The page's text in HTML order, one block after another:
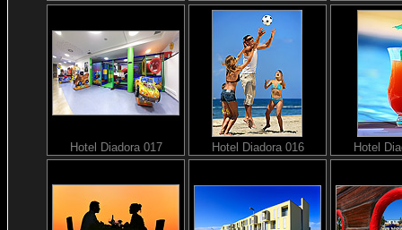
Hotel Diadora 017 Hotel Diadora 016 Hotel